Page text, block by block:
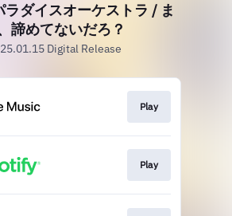
ラダイスオーケストラ / ま
諦めてないだろ？
Digital Release
Play
Play